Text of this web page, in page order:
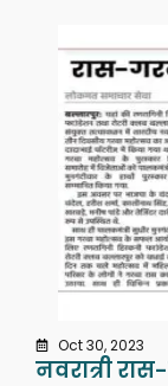
Oct 30, 2023
नवरात्री